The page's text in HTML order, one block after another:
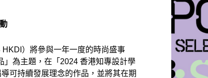
）將參與一年一度的時尚盛事
」為主題，在「2024 香港知專設計學
可持續發展理念的作品，並將其在期